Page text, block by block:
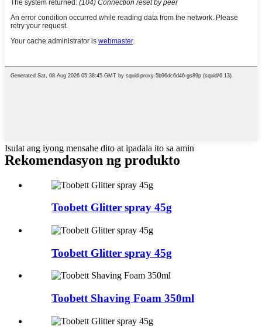
Isulat ang iyong mensahe dito at ipadala ito sa amin
Rekomendasyon ng produkto
Toobett Glitter spray 45g
Toobett Glitter spray 45g
Toobett Shaving Foam 350ml